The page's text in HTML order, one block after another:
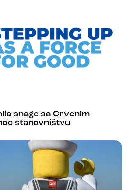
snage sa Crvenim
stanovništvu